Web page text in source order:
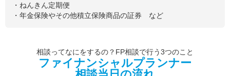
・ねんきん定期便
・年金保険やその他積立保険商品の証券 など
相談ってなにをするの？FP相談で行う3つのこと
ファイナンシャルプランナー